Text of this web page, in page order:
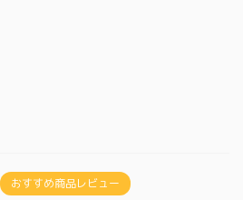
おすすめ商品レビュー